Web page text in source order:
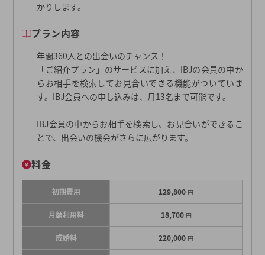
かりします。
プラン内容
年間360人との出会いのチャンス！
「ご紹介プラン」のサービスに加え、IBJの会員の中か
らお相手を検索してお見合いできる機能がついていま
す。IBJ会員への申し込みは、月13名まで可能です。
IBJ会員の中からお相手を検索し、お見合いができるこ
とで、出会いの機会がさらに広がります。
料金
初期費用 129,800 円
月額利用料 18,700 円
成婚料 220,000 円